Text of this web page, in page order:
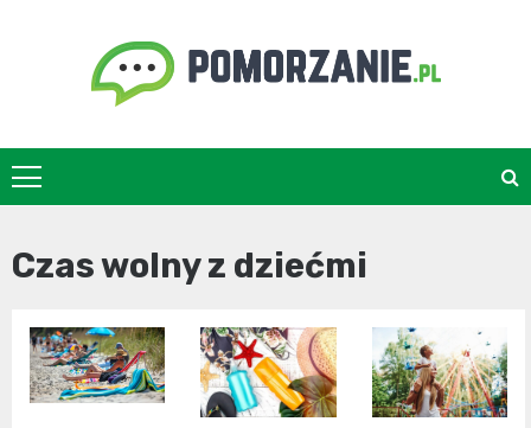
pomorzanie.pl
Czas wolny z dziećmi